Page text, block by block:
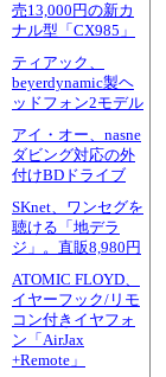
売13,000円の新カ
ナル型「CX985」
ティアック、
beyerdynamic製ヘ
ッドフォン2モデル
アイ・オー、nasne
ダビング対応の外
付けBDドライブ
SKnet、ワンセグを
聴ける「地デラ
ジ」。直販8,980円
ATOMIC FLOYD、
イヤーフック/リモ
コン付きイヤフォ
ン「AirJax
+Remote」